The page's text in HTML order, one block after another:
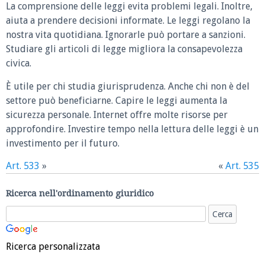
La comprensione delle leggi evita problemi legali. Inoltre,
aiuta a prendere decisioni informate. Le leggi regolano la
nostra vita quotidiana. Ignorarle può portare a sanzioni.
Studiare gli articoli di legge migliora la consapevolezza
civica.
È utile per chi studia giurisprudenza. Anche chi non è del
settore può beneficiarne. Capire le leggi aumenta la
sicurezza personale. Internet offre molte risorse per
approfondire. Investire tempo nella lettura delle leggi è un
investimento per il futuro.
Art. 533 » « Art. 535
Ricerca nell'ordinamento giuridico
Ricerca personalizzata